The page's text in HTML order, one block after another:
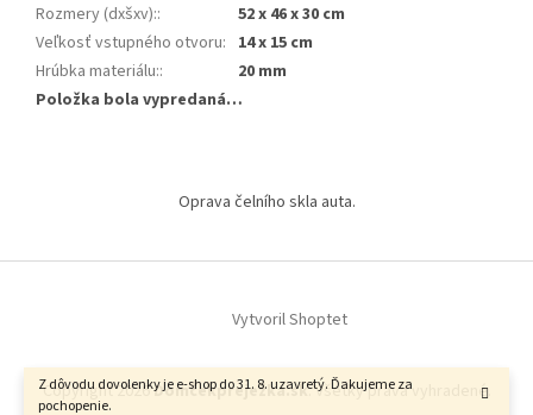
Z dôvodu dovolenky je e-shop do 31. 8. uzavretý. Ďakujeme za
pochopenie.
Rozmery (dxšxv)::
52 x 46 x 30 cm
Veľkosť vstupného otvoru: 14 x 15 cm
Hrúbka materiálu::
20 mm
Položka bola vypredaná…
Oprava čelního skla auta.
Vytvoril Shoptet
Copyright 2026Domčekpreježka.sk. Všetky práva vyhradené.